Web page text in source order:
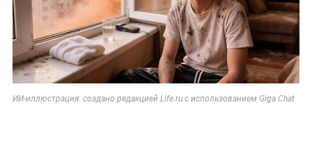
ИИ-иллюстрация: создано редакцией Life.ru с использованием Giga Chat